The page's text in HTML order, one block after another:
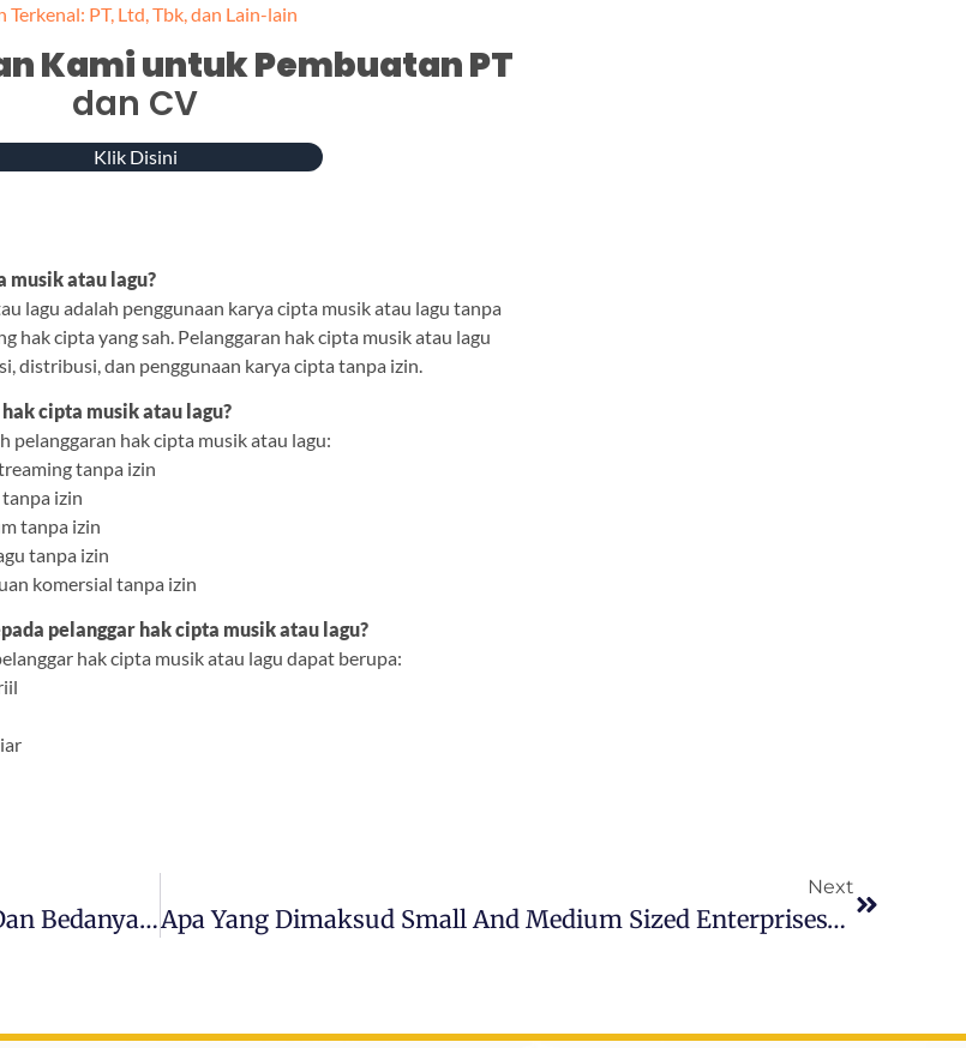
PT, Ltd, Tbk, dan Lain-lain
Kami untuk Pembuatan PT
dan CV
Klik Disini
musik atau lagu?
lagu adalah penggunaan karya cipta musik atau lagu tanpa
hak cipta yang sah. Pelanggaran hak cipta musik atau lagu
distribusi, dan penggunaan karya cipta tanpa izin.
cipta musik atau lagu?
pelanggaran hak cipta musik atau lagu:
tanpa izin
izin
tanpa izin
tanpa izin
komersial tanpa izin
pelanggar hak cipta musik atau lagu?
hak cipta musik atau lagu dapat berupa:
Food Safety: Penjelasan, Tujuan, Dan Contoh Dan Bedanya Dengan Food Grade
Next
Apa Yang Dimaksud Small And Medium Sized Enterprises? Berikut Penjelasannya